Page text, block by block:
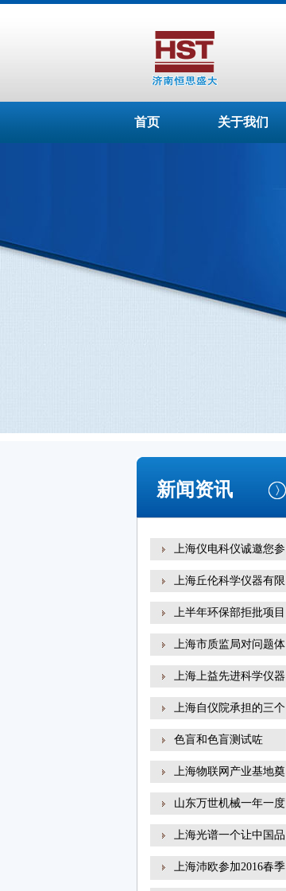
首页 关于我们
新闻资讯
上海仪电科仪诚邀您参
上海丘伦科学仪器有限
上半年环保部拒批项目
上海市质监局对问题体
上海上益先进科学仪器
上海自仪院承担的三个
色盲和色盲测试咗
上海物联网产业基地奠
山东万世机械一年一度
上海光谱一个让中国品
上海沛欧参加2016春季